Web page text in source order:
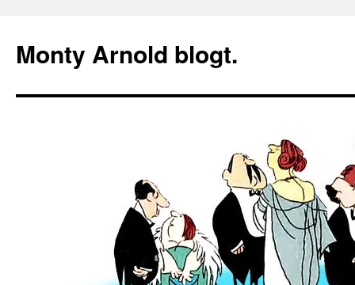
springen
Monty Arnold blogt.